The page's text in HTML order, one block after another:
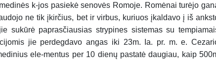
k-jos pasiekė senovės Romoje. Ro­mėnai turėjo
ne tik įkirčius, bet ir virbus, kuriuos įkal­davo į iš
sukūrė pap­ras­čiausias strypines sistemas su
jie per­deg­da­vo angas iki 23m. Ia. pr. m. e.
ele-mentus per 10 die­nų pastatė daugiau, kaip